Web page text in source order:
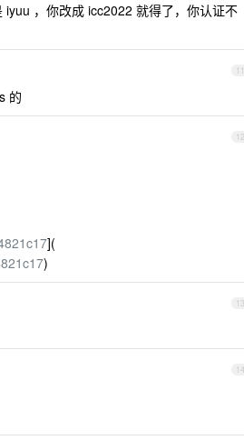
，你改成 icc2022 就得了，你认证不
11
的
12
](
)
13
14